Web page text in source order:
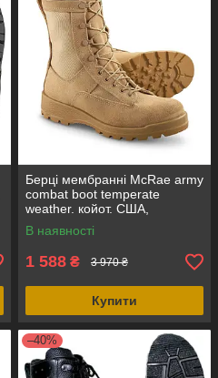
Берці мембранні McRae army
combat boot temperate
weather. койот. США,
оригінал.
В наявності
1 588 ₴ 3 970 ₴
Купити
–40%